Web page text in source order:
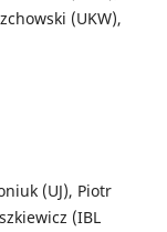
(UKW),
(UJ), Piotr
(IBL